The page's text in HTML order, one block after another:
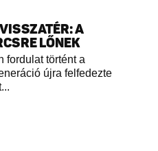
A
LŐNEK
fordulat történt a
újra felfedezte